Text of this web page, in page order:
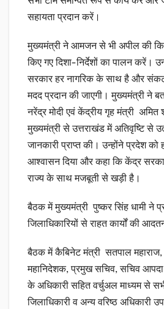
सहायता प्रदान करें।
मुख्यमंत्री ने आमजन से भी अपील की कि वे
किए गए दिशा-निर्देशों का पालन करें।
सरकार हर नागरिक के साथ है और
मदद प्रदान की जाएगी। मुख्यमंत्री ने
नरेंद्र मोदी एवं केंद्रीय गृह मंत्री
मुख्यमंत्री से उत्तराखंड में अतिवृष्टि से
जानकारी प्राप्त की। उन्होंने प्रदेश
आश्वासन दिया और कहा कि केंद्र
राज्य के साथ मजबूती से खड़ी है।
बैठक में मुख्यमंत्री पुष्कर सिंह धामी ने
जिलाधिकारियों से राहत कार्यों की
बैठक में कैबिनेट मंत्री सतपाल
महानिदेशक, प्रमुख सचिव, सचिव आपदा
के अधिकारी सहित वर्चुअल माध्यम से
जिलाधिकारी व अन्य वरिष्ठ अधिकारी